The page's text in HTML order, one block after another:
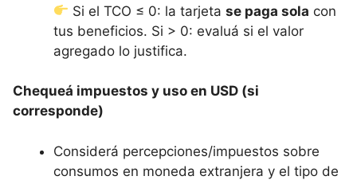
Si el TCO ≤ 0: la tarjetase paga sola con
tus beneficios. Si > 0: evaluá si el valor
agregado lo justifica.
Chequeá impuestos y uso en USD (si
corresponde)
Considerá percepciones/impuestos sobre
consumos en moneda extranjera y el tipo de